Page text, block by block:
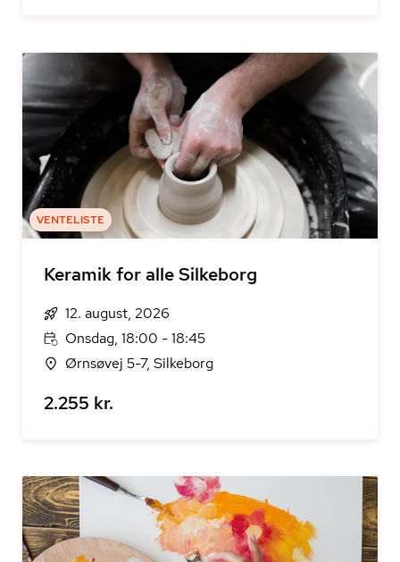
VENTELISTE
Keramik for alle Silkeborg
12. august, 2026
Onsdag, 18:00 - 18:45
Ørnsøvej 5-7, Silkeborg
2.255 kr.